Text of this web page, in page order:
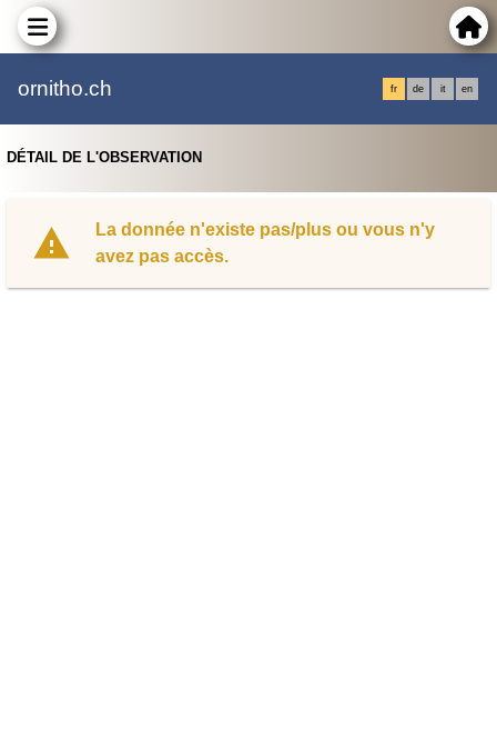
ornitho.ch fr de it en
DÉTAIL DE L'OBSERVATION
La donnée n'existe pas/plus ou vous n'y
avez pas accès.